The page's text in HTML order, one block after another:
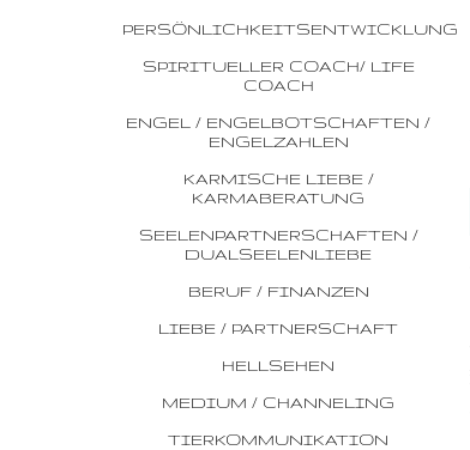
PERSÖNLICHKEITSENTWICKLUNG
SPIRITUELLER COACH/ LIFE
COACH
ENGEL / ENGELBOTSCHAFTEN /
ENGELZAHLEN
KARMISCHE LIEBE /
KARMABERATUNG
SEELENPARTNERSCHAFTEN /
DUALSEELENLIEBE
BERUF / FINANZEN
LIEBE / PARTNERSCHAFT
HELLSEHEN
MEDIUM / CHANNELING
TIERKOMMUNIKATION